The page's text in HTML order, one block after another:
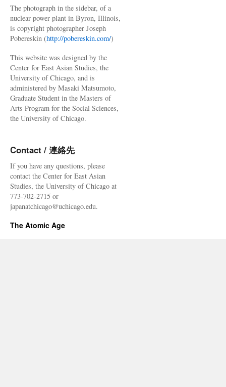
The photograph in the sidebar, of a
nuclear power plant in Byron, Illinois,
is copyright photographer Joseph
Pobereskin (http://pobereskin.com/)
This website was designed by the
Center for East Asian Studies, the
University of Chicago, and is
administered by Masaki Matsumoto,
Graduate Student in the Masters of
Arts Program for the Social Sciences,
the University of Chicago.
Contact / 連絡先
If you have any questions, please
contact the Center for East Asian
Studies, the University of Chicago at
773-702-2715 or
japanatchicago@uchicago.edu.
The Atomic Age